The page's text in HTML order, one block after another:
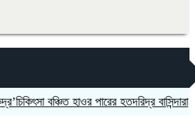
বঞ্চিত হাওর পারের হতদরিদ্র বাসিন্দারা